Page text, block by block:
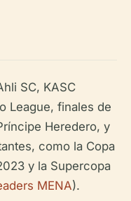
SC, KASC
League, finales de
Heredero, y
como la Copa
y la Supercopa
MENA).